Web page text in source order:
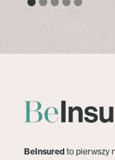
BeInsured to pierwszy